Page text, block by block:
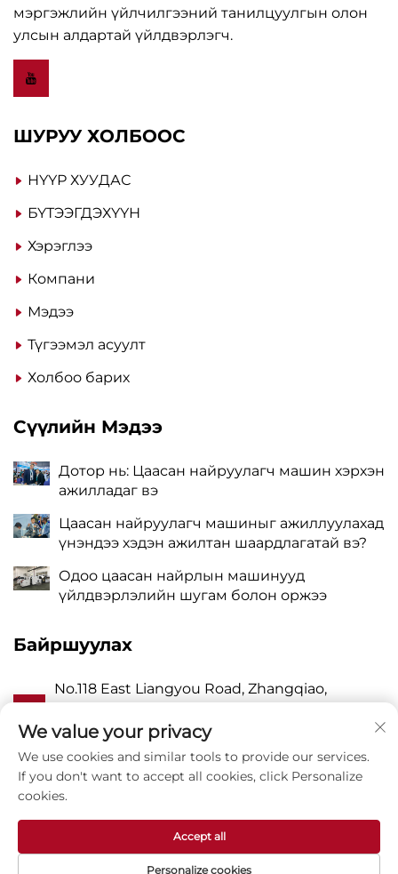
мэргэжлийн үйлчилгээний танилцуулгын олон
улсын алдартай үйлдвэрлэгч.
ШУРУУ ХОЛБООС
НҮҮР ХУУДАС
БҮТЭЭГДЭХҮҮН
Хэрэглээ
Компани
Мэдээ
Түгээмэл асуулт
Холбоо барих
Сүүлийн Мэдээ
Дотор нь: Цаасан найруулагч машин хэрхэн
ажилладаг вэ
Цаасан найруулагч машиныг ажиллуулахад
үнэндээ хэдэн ажилтан шаардлагатай вэ?
Одоо цаасан найрлын машинууд
үйлдвэрлэлийн шугам болон оржээ
Байршуулах
А
No.118 East Liangyou Road, Zhangqiao,
Wanquan Town, Pingyang, Wenzhou City,
Zhejiang P.R. China 325409
P 8615988795434
We value your privacy
We use cookies and similar tools to provide our services.
If you don't want to accept all cookies, click Personalize
cookies.
Personalize cookies
Accept all